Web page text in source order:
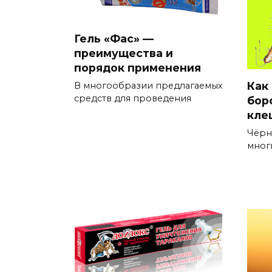
Гель «Фас» —
преимущества и
порядок применения
В многообразии предлагаемых
средств для проведения
Как